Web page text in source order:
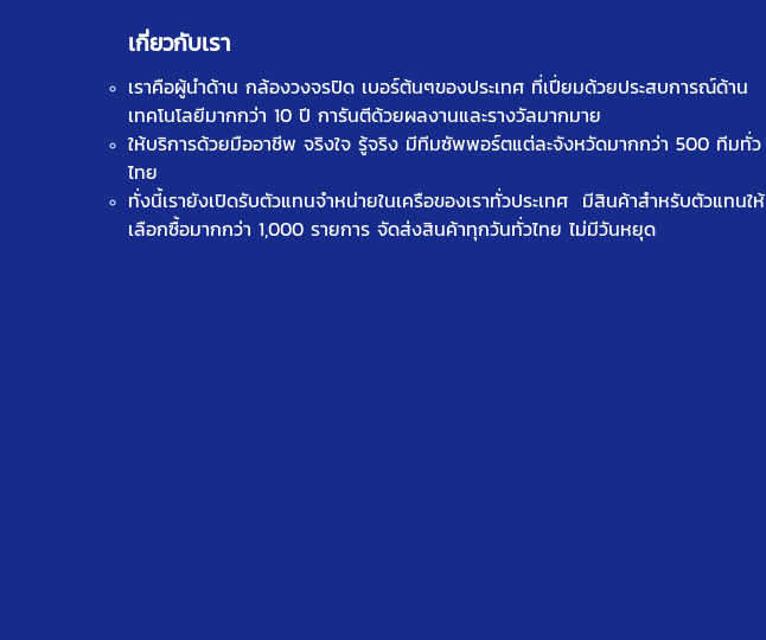
เกี่ยวกับเรา
เราคือผู้นำด้าน กล้องวงจรปิด เบอร์ต้นๆของประเทศ ที่เปี่ยมด้วยประสบการณ์ด้าน
เทคโนโลยีมากกว่า 10 ปี การันตีด้วยผลงานและรางวัลมากมาย
ให้บริการด้วยมืออาชีพ จริงใจ รู้จริง มีทีมซัพพอร์ตแต่ละจังหวัดมากกว่า 500 ทีมทั่ว
ไทย
ทั่งนี้เรายังเปิดรับตัวแทนจำหน่ายในเครือของเราทั่วประเทศ มีสินค้าสำหรับตัวแทนให้
เลือกซื้อมากกว่า 1,000 รายการ จัดส่งสินค้าทุกวันทั่วไทย ไม่มีวันหยุด